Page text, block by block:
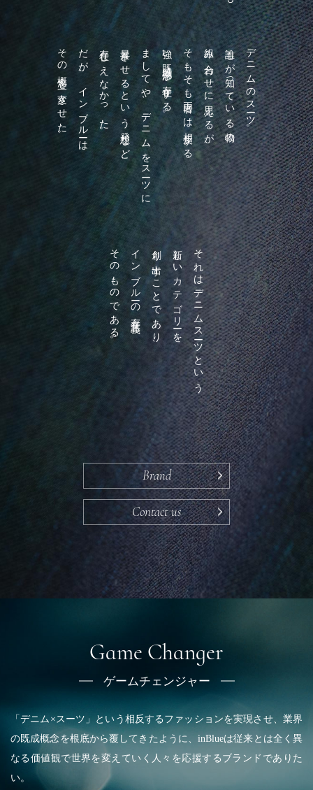
デニムのスーツ。
誰もが知っている物の
組み合わせに思えるが、
そもそも両者には相反する
強い既成概念が存在する。
ましてや、デニムをスーツに
昇華させるという発想など、
存在しえなかった。
だが、インブルーは
その概念を一変させた。
それはデニムスーツという
新しいカテゴリーを
創り出すことであり、
インブルーの存在意義
そのものである。
Brand
Contact us
Game Changer
ゲームチェンジャー
「デニム×スーツ」という相反するファッションを実現させ、 業界
の既成概念を根底から覆してきたように、inBlueは従来とは全く異
なる価値観で世界を変えていく人々を応援するブランドでありた
い。